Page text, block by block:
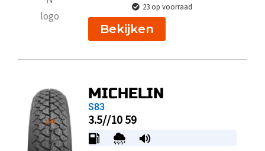
23 op voorraad
Bekijken
MICHELIN
S83
3.5//10 59